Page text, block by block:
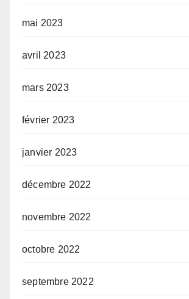
mai 2023
avril 2023
mars 2023
février 2023
janvier 2023
décembre 2022
novembre 2022
octobre 2022
septembre 2022